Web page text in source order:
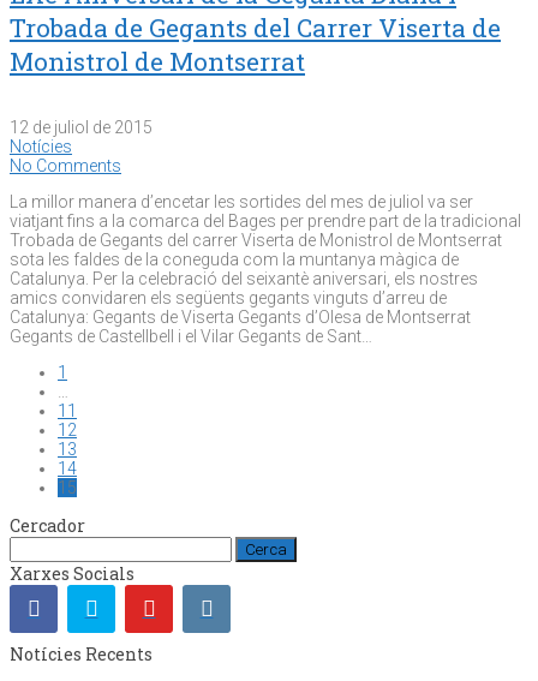
Trobada de Gegants del Carrer Viserta de
Monistrol de Montserrat
12 de juliol de 2015
Notícies
No Comments
La millor manera d’encetar les sortides del mes de juliol va ser
viatjant fins a la comarca del Bages per prendre part de la tradicional
Trobada de Gegants del carrer Viserta de Monistrol de Montserrat
sota les faldes de la coneguda com la muntanya màgica de
Catalunya. Per la celebració del seixantè aniversari, els nostres
amics convidaren els següents gegants vinguts d’arreu de
Catalunya: Gegants de Viserta Gegants d’Olesa de Montserrat
Gegants de Castellbell i el Vilar Gegants de Sant…
1
…
11
12
13
14
15
Cercador
Xarxes Socials
Notícies Recents